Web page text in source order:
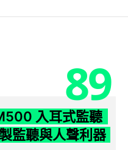
89
入耳式監聽
監聽與人聲利器